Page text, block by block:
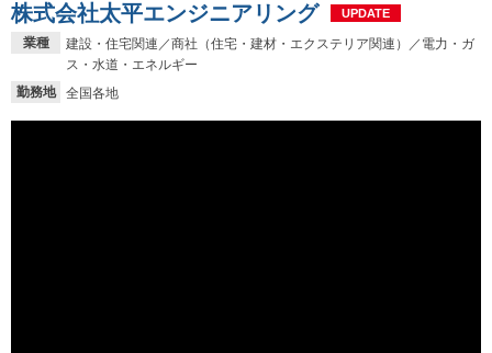
業種
建設・住宅関連／商社（住宅・建材・エクステリア関連）／電力・ガ
ス・水道・エネルギー
勤務地
全国各地
株式会社太平エンジニアリング UPDATE